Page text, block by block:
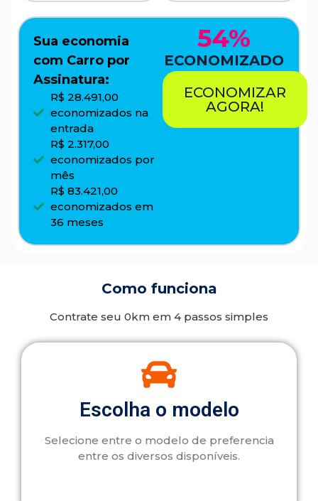
Sua economia
com Carro por
Assinatura:
R$ 28.491,00
economizados na
entrada
R$ 2.317,00
economizados por
mês
R$ 83.421,00
economizados em
36 meses
54%
ECONOMIZADO
ECONOMIZAR
AGORA!
Como funciona
Contrate seu 0km em 4 passos simples
Escolha o modelo
Selecione entre o modelo de preferencia
entre os diversos disponíveis.